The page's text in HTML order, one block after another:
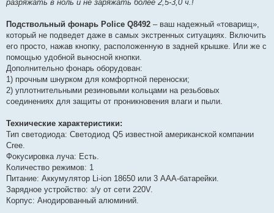
разряжать в ноль и не заряжать более 2,5-3,0 ч.!
Подствольный фонарь Police Q8492 – ваш надежный «товарищ»,
который не подведет даже в самых экстренных ситуациях. Включить
его просто, нажав кнопку, расположенную в задней крышке. Или же с
помощью удобной выносной кнопки.
Дополнительно фонарь оборудован:
1) прочным шнурком для комфортной переноски;
2) уплотнительными резиновыми кольцами на резьбовых
соединениях для защиты от проникновения влаги и пыли.
Технические характеристики:
Тип светодиода: Светодиод Q5 известной американской компании
Cree.
Фокусировка луча: Есть.
Количество режимов: 1
Питание: Аккумулятор Li-ion 18650 или 3 ААА-батарейки.
Зарядное устройство: з/у от сети 220V.
Корпус: Анодированный алюминий.